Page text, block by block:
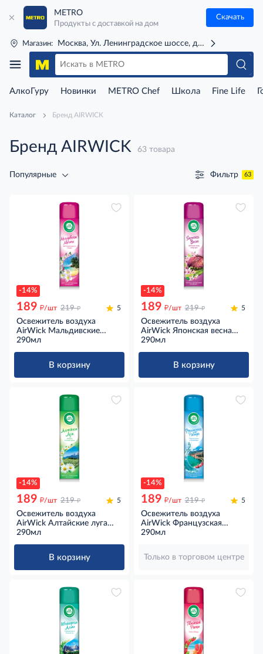
METRO
Продукты с доставкой на дом
Скачать
Магазин: Москва, Ул. Ленинградское шоссе, д. 71Г (м. Речной
АлкоГуру Новинки METRO Chef Школа Fine Life
Каталог Бренд AIRWICK
Бренд AIRWICK 63 товара
Популярные Фильтр 63
-14%
189 д/шт 219 д 5
Освежитель воздуха
AirWick Мальдивские
мечты Тропические цветы
290мл
В корзину
-14%
189 д/шт 219 д 5
Освежитель воздуха
AirWick Японская весна
Цветущая сакура и
290мл
В корзину
-14%
189 д/шт 219 д 5
Освежитель воздуха
AirWick Алтайские луга
Ромашка и сочная зелень,
290мл
В корзину
-14%
189 д/шт 219 д 5
Освежитель воздуха
AirWick Французская
Ривьера Морская волна и
290мл
Только в торговом центре